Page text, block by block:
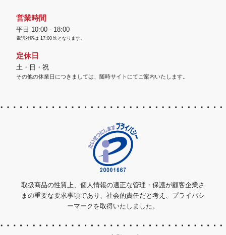
営業時間
平日 10:00 - 18:00
電話対応は 17:00 迄となります。
定休日
土・日・祝
その他の休業日につきましては、随時サイトにてご案内いたします。
取扱商品の性質上、個人情報の適正な管理・保護が顧客企業さ
まの重要な要求事項であり、社会的責任だと考え、プライバシ
ーマークを取得いたしました。